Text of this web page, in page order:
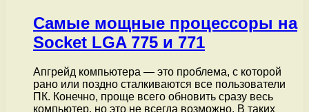
Самые мощные процессоры на
Socket LGA 775 и 771
Апгрейд компьютера — это проблема, с которой
рано или поздно сталкиваются все пользователи
ПК. Конечно, проще всего обновить сразу весь
компьютер, но это не всегда возможно. В таких